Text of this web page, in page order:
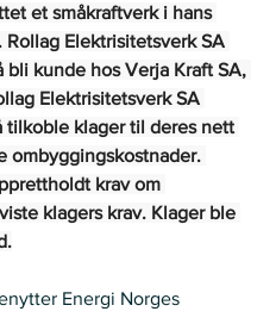
et småkraftverk i hans
Elektrisitetsverk SA
kunde hos Verja Kraft SA,
Elektrisitetsverk SA
tilkoble klager til deres nett
ombyggingskostnader.
krav om
klagers krav. Klager ble
Energi Norges